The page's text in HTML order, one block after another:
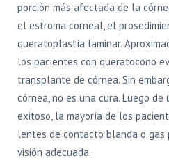
porción más afectada de la
el estroma corneal, el
queratoplastía laminar.
los pacientes con queratocono
transplante de córnea. Sin
córnea, no es una cura. Luego
exitoso, la mayoría de los
lentes de contacto blanda o gas
visión adecuada.